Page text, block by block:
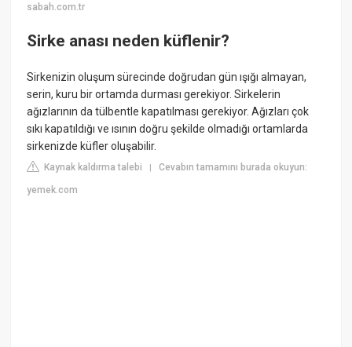
sabah.com.tr
Sirke anası neden küflenir?
Sirkenizin oluşum sürecinde doğrudan gün ışığı almayan,
serin, kuru bir ortamda durması gerekiyor. Sirkelerin
ağızlarının da tülbentle kapatılması gerekiyor. Ağızları çok
sıkı kapatıldığı ve ısının doğru şekilde olmadığı ortamlarda
sirkenizde küfler oluşabilir.
Kaynak kaldırma talebi |Cevabın tamamını burada okuyun:
yemek.com